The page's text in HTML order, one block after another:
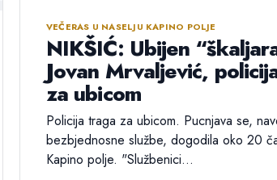
VEČERAS U NASELJU KAPINO POLJE
NIKŠIĆ: Ubijen
Jovan Mrvaljević,
za ubicom
Policija traga za ubicom. Pucnjava se,
bezbjednosne službe, dogodila oko 20
Kapino polje. "Službenici...